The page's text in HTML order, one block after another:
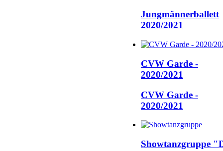
Jungmännerballett
2020/2021
CVW Garde -
2020/2021
CVW Garde -
2020/2021
Showtanzgruppe